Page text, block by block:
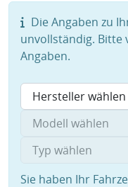
Die Angaben zu
unvollständig. Bitte
Angaben.
Sie haben Ihr